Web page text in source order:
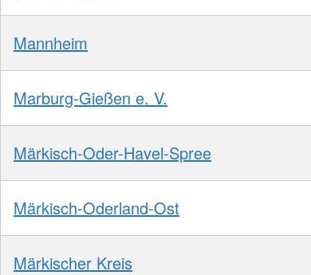
Mannheim
Marburg-Gießen e. V.
Märkisch-Oder-Havel-Spree
Märkisch-Oderland-Ost
Märkischer Kreis